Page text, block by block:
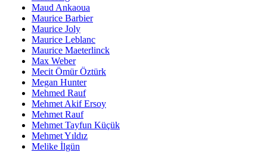
Maud Ankaoua
Maurice Barbier
Maurice Joly
Maurice Leblanc
Maurice Maeterlinck
Max Weber
Mecit Ömür Öztürk
Megan Hunter
Mehmed Rauf
Mehmet Akif Ersoy
Mehmet Rauf
Mehmet Tayfun Küçük
Mehmet Yıldız
Melike İlgün